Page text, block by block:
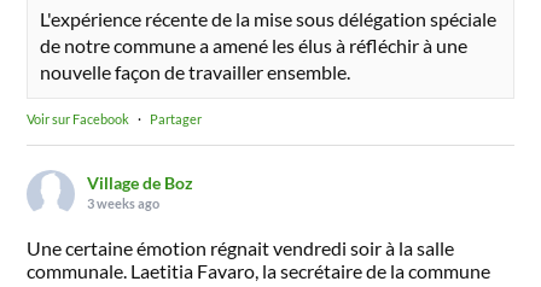
L'expérience récente de la mise sous délégation spéciale
de notre commune a amené les élus à réfléchir à une
nouvelle façon de travailler ensemble.
Voir sur Facebook · Partager
Village de Boz
3 weeks ago
Une certaine émotion régnait vendredi soir à la salle
communale. Laetitia Favaro, la secrétaire de la commune